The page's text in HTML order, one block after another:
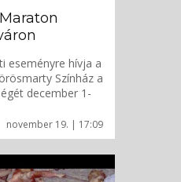
november 19. | 17:09
eseményre hívja a
Színház a
december 1-